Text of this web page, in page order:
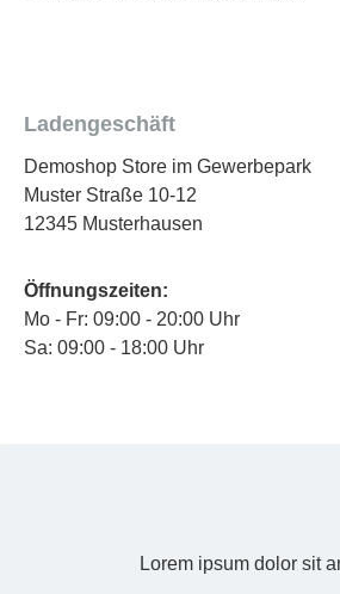
Ladengeschäft
Demoshop Store im Gewerbepark
Muster Straße 10-12
12345 Musterhausen
Öffnungszeiten:
Mo - Fr: 09:00 - 20:00 Uhr
Sa: 09:00 - 18:00 Uhr
Lorem ipsum dolor sit